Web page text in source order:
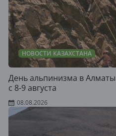
НОВОСТИ КАЗАХСТАНА
День альпинизма в
с 8-9 августа
08.08.2026